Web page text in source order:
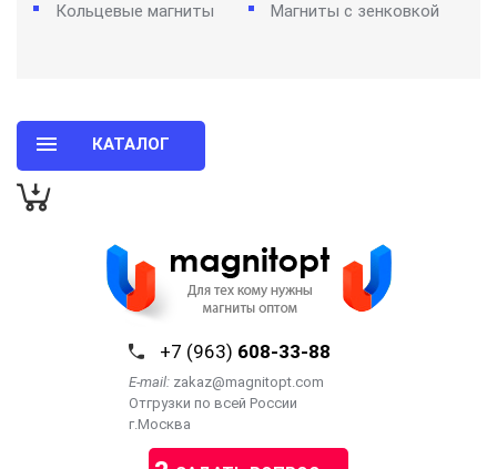
Кольцевые магниты Магниты с зенковкой
КАТАЛОГ
+7 (963) 608-33-88
E-mail: zakaz@magnitopt.com
Отгрузки по всей России
г.Москва